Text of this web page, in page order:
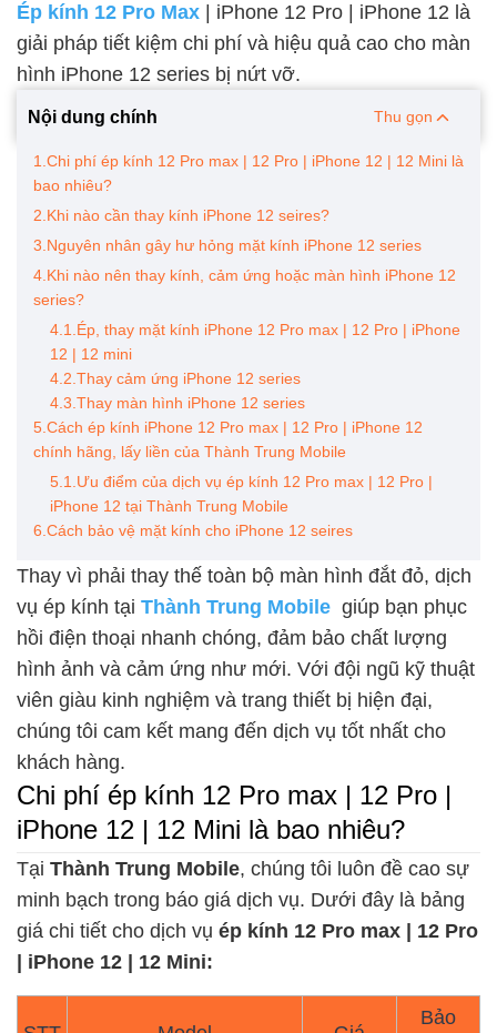
Ép kính 12 Pro Max | iPhone 12 Pro | iPhone 12 là
giải pháp tiết kiệm chi phí và hiệu quả cao cho màn
hình iPhone 12 series bị nứt vỡ.
Nội dung chính Thu gọn
1.Chi phí ép kính 12 Pro max | 12 Pro | iPhone 12 | 12 Mini là
bao nhiêu?
2.Khi nào cần thay kính iPhone 12 seires?
3.Nguyên nhân gây hư hỏng mặt kính iPhone 12 series
4.Khi nào nên thay kính, cảm ứng hoặc màn hình iPhone 12
series?
4.1.Ép, thay mặt kính iPhone 12 Pro max | 12 Pro | iPhone
12 | 12 mini
4.2.Thay cảm ứng iPhone 12 series
4.3.Thay màn hình iPhone 12 series
5.Cách ép kính iPhone 12 Pro max | 12 Pro | iPhone 12
chính hãng, lấy liền của Thành Trung Mobile
5.1.Ưu điểm của dịch vụ ép kính 12 Pro max | 12 Pro |
iPhone 12 tại Thành Trung Mobile
6.Cách bảo vệ mặt kính cho iPhone 12 seires
Thay vì phải thay thế toàn bộ màn hình đắt đỏ, dịch
vụ ép kính tại Thành Trung Mobile giúp bạn phục
hồi điện thoại nhanh chóng, đảm bảo chất lượng
hình ảnh và cảm ứng như mới. Với đội ngũ kỹ thuật
viên giàu kinh nghiệm và trang thiết bị hiện đại,
chúng tôi cam kết mang đến dịch vụ tốt nhất cho
khách hàng.
Chi phí ép kính 12 Pro max | 12 Pro |
iPhone 12 | 12 Mini là bao nhiêu?
Tại Thành Trung Mobile, chúng tôi luôn đề cao sự
minh bạch trong báo giá dịch vụ. Dưới đây là bảng
giá chi tiết cho dịch vụ ép kính 12 Pro max | 12 Pro
| iPhone 12 | 12 Mini:
Bảo